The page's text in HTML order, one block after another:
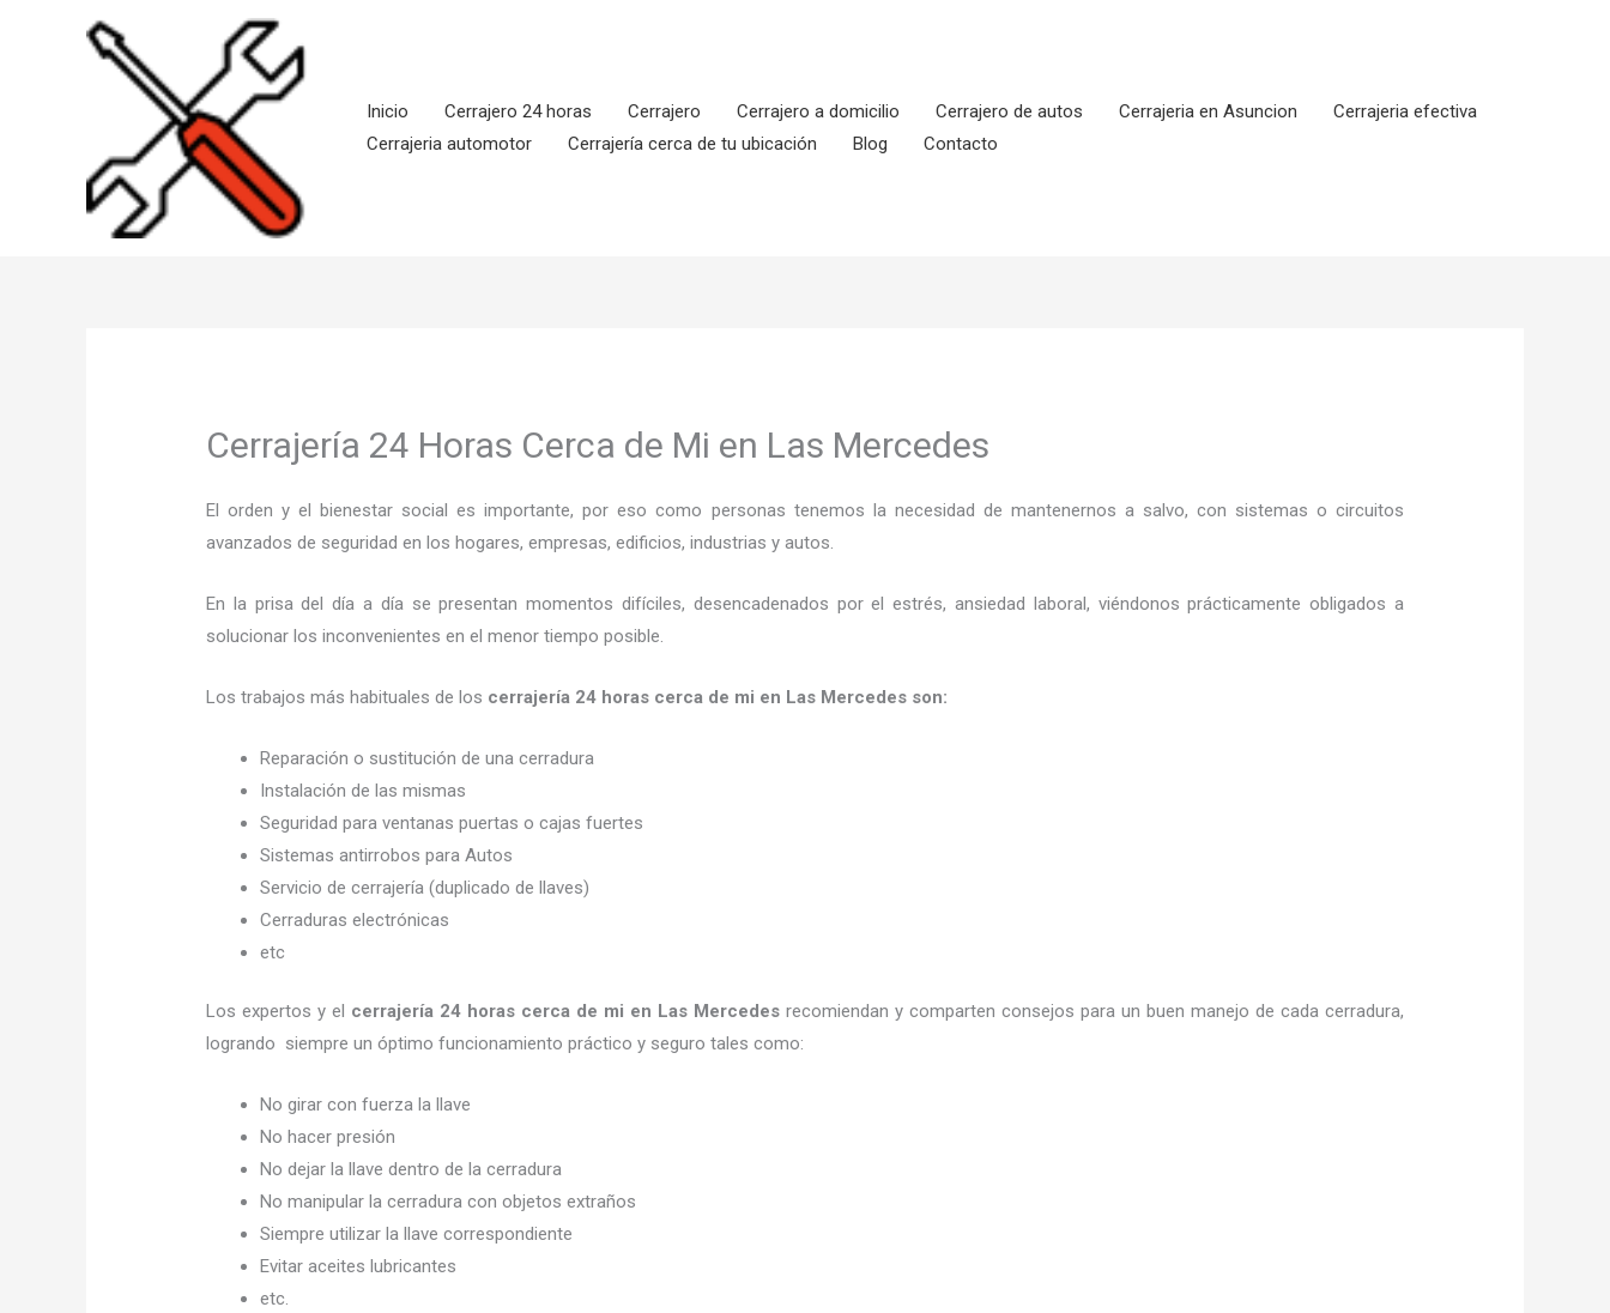
Inicio
Cerrajero 24 horas Cerrajero Cerrajero a domicilio Cerrajero de autos Cerrajeria en Asuncion
Cerrajeria efectiva
Cerrajeria automotor
Cerrajería cerca de tu ubicación Blog Contacto
Cerrajería 24 Horas Cerca de Mi en Las Mercedes
El orden y el bienestar social es importante, por eso como personas tenemos la necesidad de mantenernos a salvo, con sistemas o circuitos
avanzados de seguridad en los hogares, empresas, edificios, industrias y autos.
En la prisa del día a día se presentan momentos difíciles, desencadenados por el estrés, ansiedad laboral, viéndonos prácticamente obligados a
solucionar los inconvenientes en el menor tiempo posible.
Los trabajos más habituales de los cerrajería 24 horas cerca de mi en Las Mercedes son:
Reparación o sustitución de una cerradura
Instalación de las mismas
Seguridad para ventanas puertas o cajas fuertes
Sistemas antirrobos para Autos
Servicio de cerrajería (duplicado de llaves)
Cerraduras electrónicas
etc
Los expertos y el cerrajería 24 horas cerca de mi en Las Mercedes recomiendan y comparten consejos para un buen manejo de cada cerradura,
logrando siempre un óptimo funcionamiento práctico y seguro tales como:
No girar con fuerza la llave
No hacer presión
No dejar la llave dentro de la cerradura
No manipular la cerradura con objetos extraños
Siempre utilizar la llave correspondiente
Evitar aceites lubricantes
etc.